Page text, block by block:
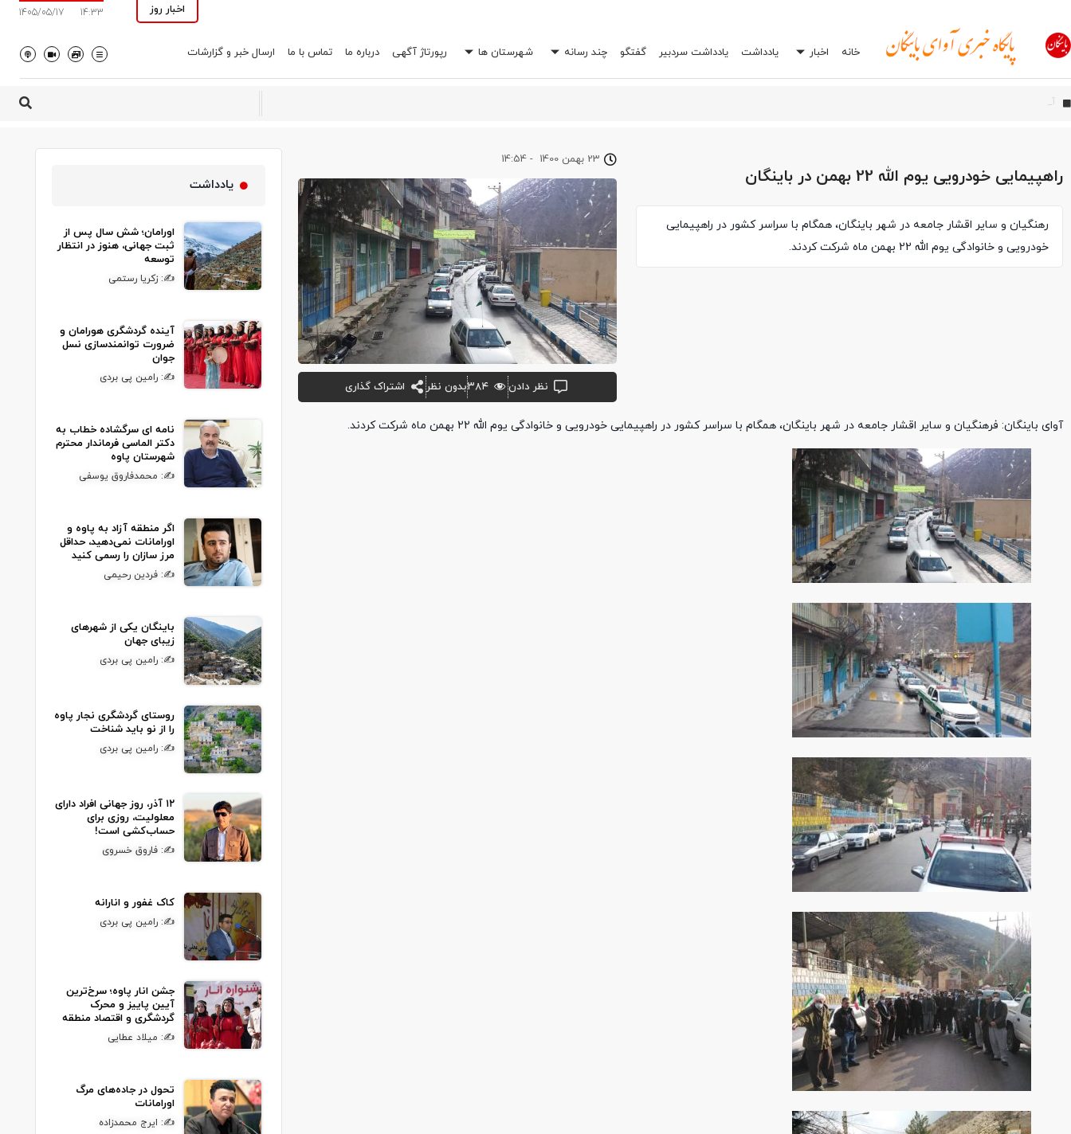
اخبار روز 14:33
1405/05/17
خانه اخبار یادداشت یادداشت سردبیر گفتگو چند رسانه شهرستان ها رپورتاژ آگهی درباره ما تماس با ما ارسال خبر و گزارشات
آیین بهره‌برداری از شبک
افشاگری درباره یک اشتباه رایج در تعمیرگاه‌ها: چرا انتخاب اشتباه جعبه بکس می‌تواند خرج شما را چند برابر کند؟
اورامان؛ شش سال پس از ثبت جهانی، هنوز در انتظار توسعه
راهپیمایی خودرویی یوم الله 22 بهمن در باینگان
رهنگیان و سایر اقشار جامعه در شهر باینگان، همگام با سراسر کشور در راهپیمایی
خودرویی و خانوادگی یوم الله 22 بهمن ماه شرکت کردند.
23 بهمن 1400 -
14:54
نظر دادن ۳۸۴بدون نظر اشتراک گذاری
آوای باینگان: فرهنگیان و سایر اقشار جامعه در شهر باینگان، همگام با سراسر کشور در راهپیمایی خودرویی و خانوادگی یوم الله 22 بهمن ماه شرکت کردند.
یادداشت
اورامان؛ شش سال پس از
ثبت جهانی، هنوز در انتظار
توسعه
✍: زکریا رستمی
آینده گردشگری هورامان و
ضرورت توانمندسازی نسل
جوان
✍: رامین پی بردی
نامه ای سرگشاده خطاب به
دکتر الماسی فرماندار محترم
شهرستان پاوه
✍: محمدفاروق یوسفی
اگر منطقه آزاد به پاوه و
اورامانات نمی‌دهید، حداقل
مرز سازان را رسمی کنید
✍: فردین رحیمی
باینگان یکی از شهرهای
زیبای جهان
✍: رامین پی بردی
روستای گردشگری نجار پاوه
را از نو باید شناخت
✍: رامین پی بردی
۱۲ آذر، روز جهانی افراد دارای
معلولیت، روزی برای
حساب‌کشی است!
✍: فاروق خسروی
کاک غفور و انارانه
✍: رامین پی بردی
جشن انار پاوه؛ سرخ‌ترین
آیین پاییز و محرک
گردشگری و اقتصاد منطقه
✍: میلاد عطایی
تحول در جاده‌های مرگ
اورامانات
✍: ایرج محمدزاده